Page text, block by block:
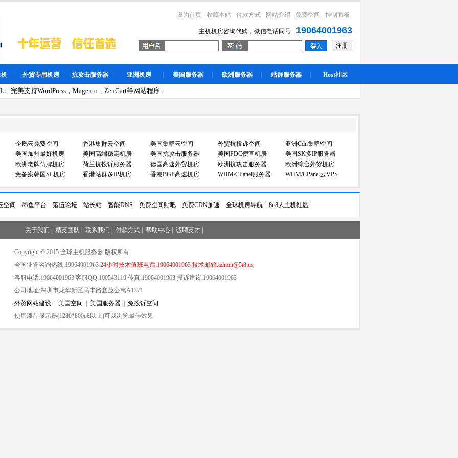
设为首页 收藏本站 付款方式 网站介绍 免费空间 控制面板
主机机房咨询代购，微信电话同号 19064001963
注册
外贸专用机房 抗攻击服务器 亚洲机房 美国服务器 欧洲服务器 站群服务器 Host社区
完美支持WordPress，Magento，ZenCart等网站程序.
企鹅云免费空间 香港集群云空间 美国集群云空间 外贸抗投诉空间
亚洲Cdn集群空间
美国加州最好机房
美国高端稳定机房 美国抗攻击服务器 美国FDC便宜机房
美国SK多IP服务器
欧洲老牌仿牌机房
荷兰抗投诉服务器 德国高速外贸机房 欧洲抗攻击服务器
欧洲综合外贸机房
免备案韩国SL机房
香港站群多IP机房 香港BGP高速机房 WHM/CPanel服务器 WHM/CPanel云VPS
空间 墨鱼平台 落伍论坛 站长站 智能DNS 免费空间贴吧 免费CDN加速 全球机房导航 8u8人主机社区
关于我们 精英团队 联系我们 付款方式| 帮助中心| 诚聘英才|
Copyright © 2015 全球主机服务器 版权所有
全国业务咨询热线:19064001963 24小时技术值班电话:19064001963 技术邮箱:admin@5i8.us
客服电话:19064001963 客服QQ:100543119 传真:19064001963 投诉建议:19064001963
公司地址:深圳市龙华新区民丰路鑫茂公寓A1371
外贸网站建设
美国空间 美国服务器
免投诉空间
使用液晶显示器(1280*800或以上)可以浏览最佳效果